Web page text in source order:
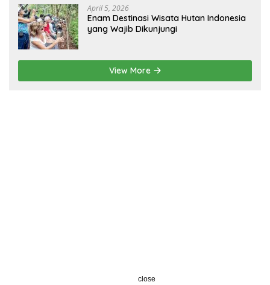
April 5, 2026
Enam Destinasi Wisata Hutan Indonesia
yang Wajib Dikunjungi
View More
close